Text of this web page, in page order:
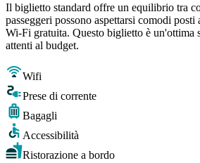
Il biglietto standard offre un equilibrio tra
passeggeri possono aspettarsi comodi posti
Wi-Fi gratuita. Questo biglietto è un'ottima
attenti al budget.
Wifi
Prese di corrente
Bagagli
Accessibilità
Ristorazione a bordo